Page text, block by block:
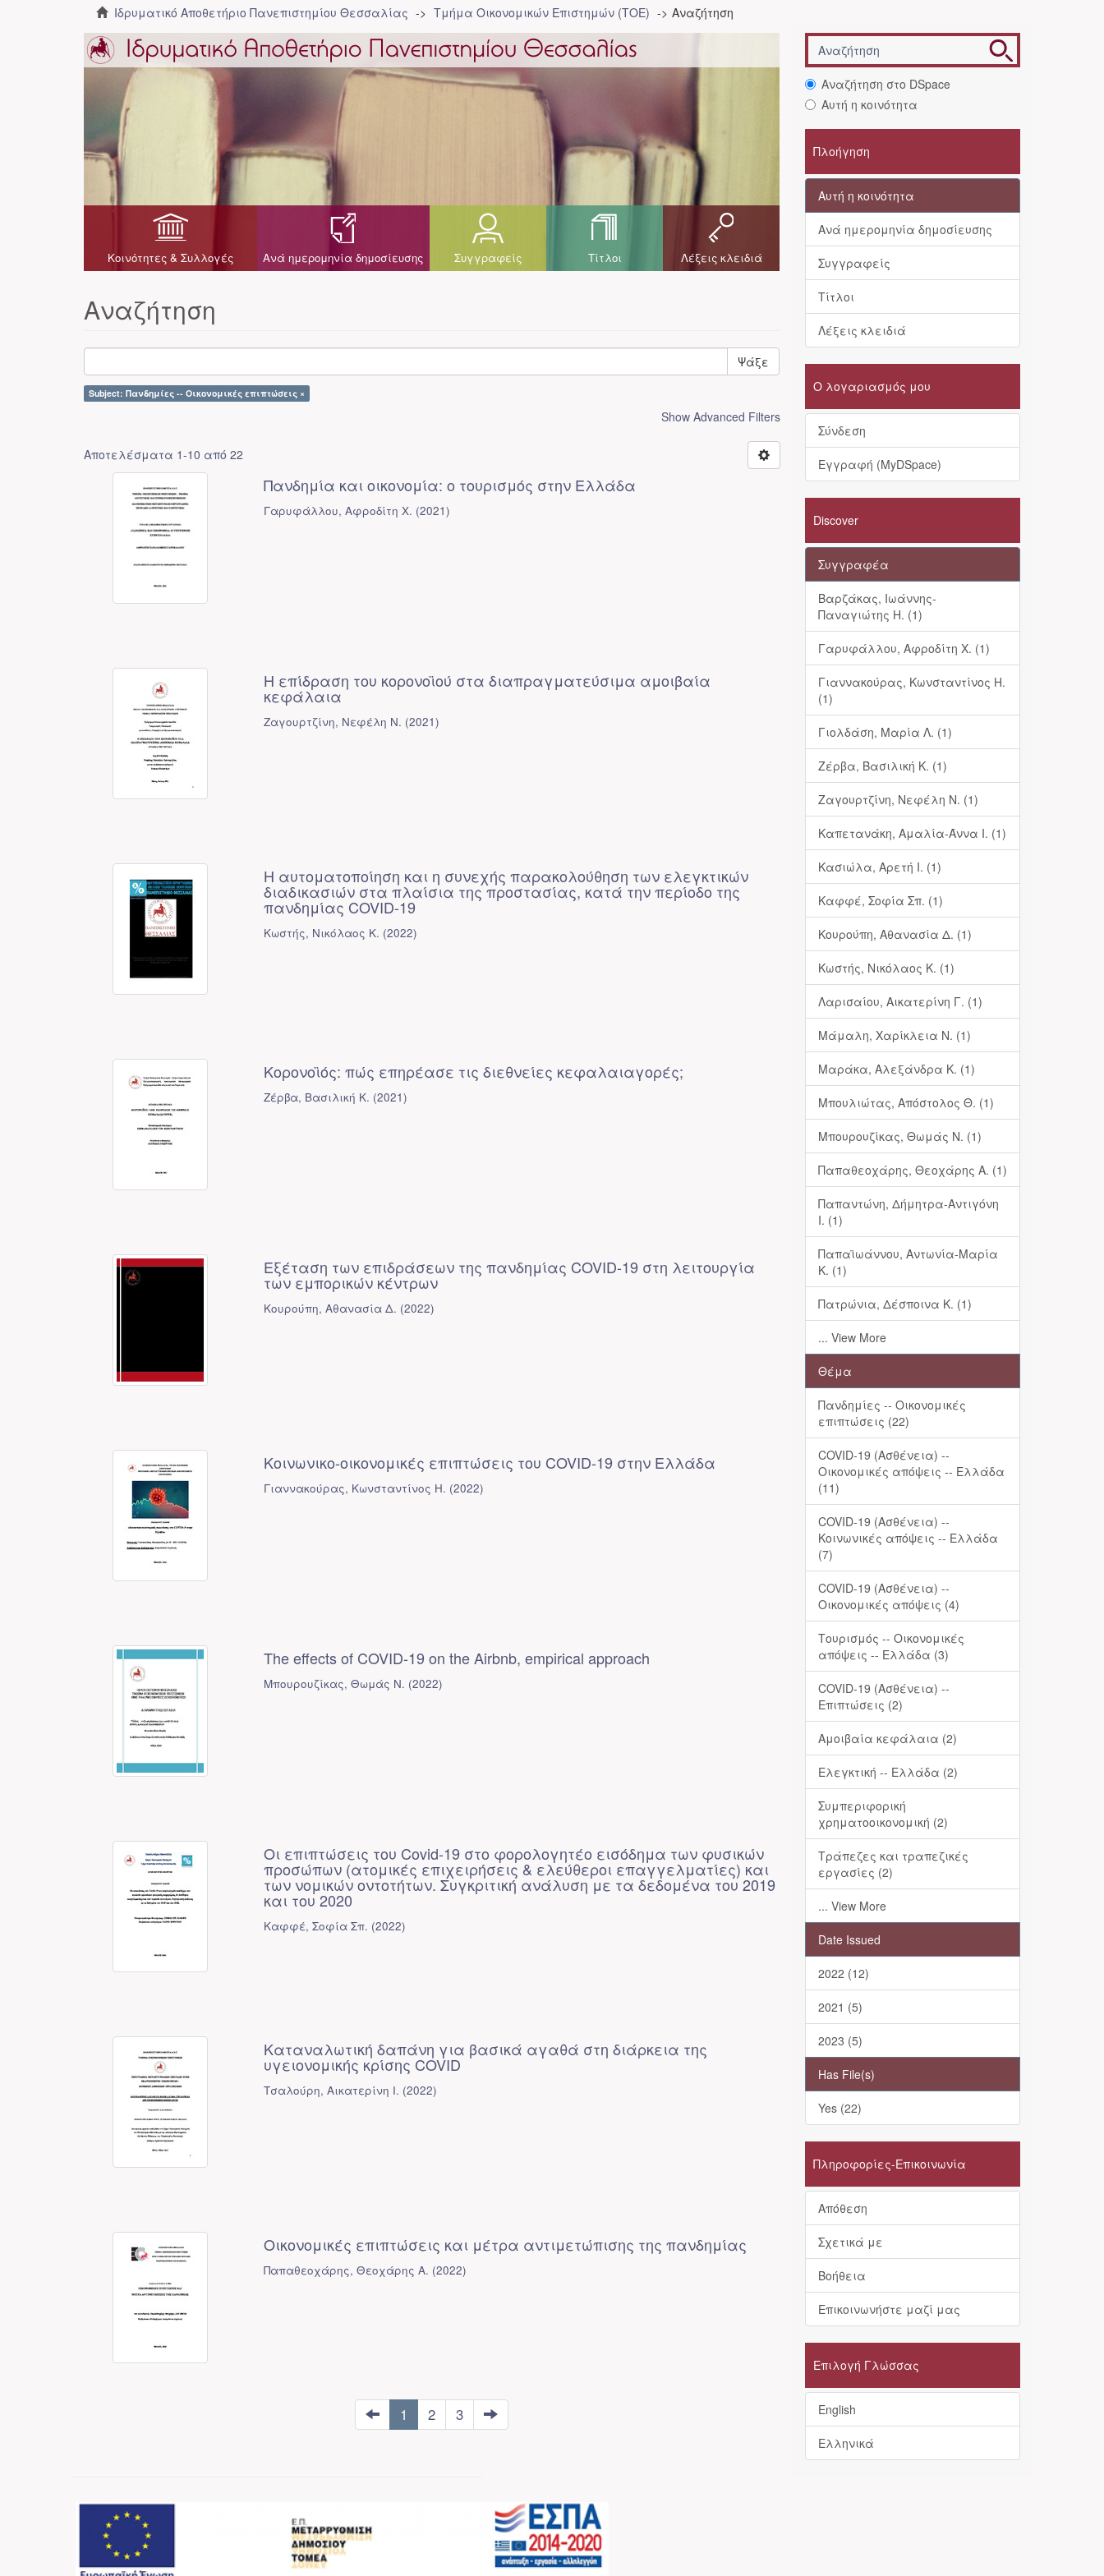
Ιδρυματικό Αποθετήριο Πανεπιστημίου Θεσσαλίας Τμήμα Οικονομικών Επιστημών (ΤΟΕ) Αναζήτηση
Κοινότητες & Συλλογές Ανά ημερομηνία δημοσίευσης Συγγραφείς Τίτλοι Λέξεις κλειδιά
Αναζήτηση
Ψάξε
Subject: Πανδημίες -- Οικονομικές επιπτώσεις ×
Show Advanced Filters
Αποτελέσματα 1-10 από 22
Πανδημία και οικονομία: ο τουρισμός στην Ελλάδα
Γαρυφάλλου, Αφροδίτη Χ. (2021)
Η επίδραση του κορονοϊού στα διαπραγματεύσιμα αμοιβαία
κεφάλαια
Ζαγουρτζίνη, Νεφέλη Ν. (2021)
Η αυτοματοποίηση και η συνεχής παρακολούθηση των ελεγκτικών
διαδικασιών στα πλαίσια της προστασίας, κατά την περίοδο της
πανδημίας COVID-19
Κωστής, Νικόλαος Κ. (2022)
Κορονοϊός: πώς επηρέασε τις διεθνείες κεφαλαιαγορές;
Ζέρβα, Βασιλική Κ. (2021)
Εξέταση των επιδράσεων της πανδημίας COVID-19 στη λειτουργία
των εμπορικών κέντρων
Κουρούπη, Αθανασία Δ. (2022)
Κοινωνικο-οικονομικές επιπτώσεις του COVID-19 στην Ελλάδα
Γιαννακούρας, Κωνσταντίνος Η. (2022)
The effects of COVID-19 on the Airbnb, empirical approach
Μπουρουζίκας, Θωμάς Ν. (2022)
Οι επιπτώσεις του Covid-19 στο φορολογητέο εισόδημα των φυσικών
προσώπων (ατομικές επιχειρήσεις & ελεύθεροι επαγγελματίες) και
των νομικών οντοτήτων. Συγκριτική ανάλυση με τα δεδομένα του 2019
και του 2020
Καφφέ, Σοφία Σπ. (2022)
Καταναλωτική δαπάνη για βασικά αγαθά στη διάρκεια της
υγειονομικής κρίσης COVID
Τσαλούρη, Αικατερίνη Ι. (2022)
Οικονομικές επιπτώσεις και μέτρα αντιμετώπισης της πανδημίας
Παπαθεοχάρης, Θεοχάρης Α. (2022)
1 2 3
Αναζήτηση στο DSpace
Αυτή η κοινότητα
Πλοήγηση
Αυτή η κοινότητα
Ανά ημερομηνία δημοσίευσης
Συγγραφείς
Τίτλοι
Λέξεις κλειδιά
Ο λογαριασμός μου
Σύνδεση
Εγγραφή (MyDSpace)
Discover
Συγγραφέα
Βαρζάκας, Ιωάννης-
Παναγιώτης Η. (1)
Γαρυφάλλου, Αφροδίτη Χ. (1)
Γιαννακούρας, Κωνσταντίνος Η.
(1)
Γιολδάση, Μαρία Λ. (1)
Ζέρβα, Βασιλική Κ. (1)
Ζαγουρτζίνη, Νεφέλη Ν. (1)
Καπετανάκη, Αμαλία-Άννα Ι. (1)
Κασιώλα, Αρετή Ι. (1)
Καφφέ, Σοφία Σπ. (1)
Κουρούπη, Αθανασία Δ. (1)
Κωστής, Νικόλαος Κ. (1)
Λαρισαίου, Αικατερίνη Γ. (1)
Μάμαλη, Χαρίκλεια Ν. (1)
Μαράκα, Αλεξάνδρα Κ. (1)
Μπουλιώτας, Απόστολος Θ. (1)
Μπουρουζίκας, Θωμάς Ν. (1)
Παπαθεοχάρης, Θεοχάρης Α. (1)
Παπαντώνη, Δήμητρα-Αντιγόνη
Ι. (1)
Παπαϊωάννου, Αντωνία-Μαρία
Κ. (1)
Πατρώνια, Δέσποινα Κ. (1)
... View More
Θέμα
Πανδημίες -- Οικονομικές
επιπτώσεις (22)
COVID-19 (Ασθένεια) --
Οικονομικές απόψεις -- Ελλάδα
(11)
COVID-19 (Ασθένεια) --
Κοινωνικές απόψεις -- Ελλάδα
(7)
COVID-19 (Ασθένεια) --
Οικονομικές απόψεις (4)
Τουρισμός -- Οικονομικές
απόψεις -- Ελλάδα (3)
COVID-19 (Ασθένεια) --
Επιπτώσεις (2)
Αμοιβαία κεφάλαια (2)
Ελεγκτική -- Ελλάδα (2)
Συμπεριφορική
χρηματοοικονομική (2)
Τράπεζες και τραπεζικές
εργασίες (2)
... View More
Date Issued
2022 (12)
2021 (5)
2023 (5)
Has File(s)
Yes (22)
Πληροφορίες-Επικοινωνία
Απόθεση
Σχετικά με
Βοήθεια
Επικοινωνήστε μαζί μας
Επιλογή Γλώσσας
English
Ελληνικά